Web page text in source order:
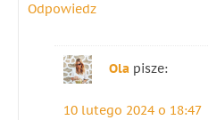
Odpowiedz
Ola pisze:
10 lutego 2024 o 18:47